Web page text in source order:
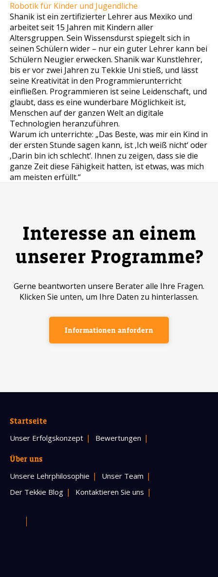
Robotik für Kinder und Jugendliche
Shanik ist ein zertifizierter Lehrer aus Mexiko und
arbeitet seit 15 Jahren mit Kindern aller
Altersgruppen. Sein Wissensdurst spiegelt sich in
seinen Schülern wider – nur ein guter Lehrer kann bei
Schülern Neugier erwecken. Shanik war Kunstlehrer,
bis er vor zwei Jahren zu Tekkie Uni stieß, und lässt
seine Kreativität in den Programmierunterricht
einfließen. Programmieren ist seine Leidenschaft, und
glaubt, dass es eine wunderbare Möglichkeit ist,
Menschen auf der ganzen Welt an digitale
Technologien heranzuführen.
Warum ich unterrichte: „Das Beste, was mir ein Kind in
der ersten Stunde sagen kann, ist ‚Ich weiß nicht‘ oder
‚Darin bin ich schlecht‘. Ihnen zu zeigen, dass sie die
ganze Zeit diese Fähigkeit hatten, ist etwas, was mich
am meisten erfüllt.“
Interesse an einem
unserer Programme?
Gerne beantworten unsere Berater alle Ihre Fragen.
Klicken Sie unten, um Ihre Daten zu hinterlassen.
Informationen anfordern
Startseite
Unser Erfolgskonzept Bewertungen
Über uns
Unsere Lehrphilosophie
Unser Team
Der Tekkie Blog
Kontaktieren Sie uns